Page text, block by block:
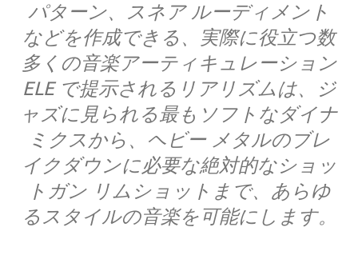
パターン、スネア ルーディメント
などを作成できる、実際に役立つ数
多くの音楽アーティキュレーション
ELE で提示されるリアリズムは、ジ
ャズに見られる最もソフトなダイナ
ミクスから、ヘビー メタルのブレ
イクダウンに必要な絶対的なショッ
トガン リムショットまで、あらゆ
るスタイルの音楽を可能にします。